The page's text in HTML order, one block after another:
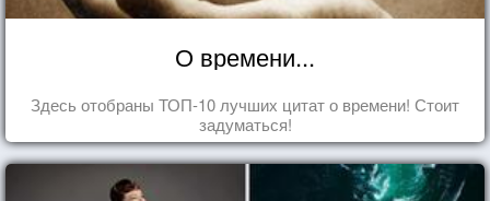
О времени...
Здесь отобраны ТОП-10 лучших цитат о времени! Стоит
задуматься!